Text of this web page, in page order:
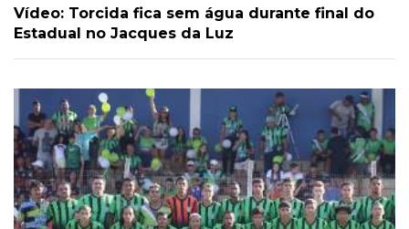
Vídeo: Torcida fica sem água durante final do
Estadual no Jacques da Luz